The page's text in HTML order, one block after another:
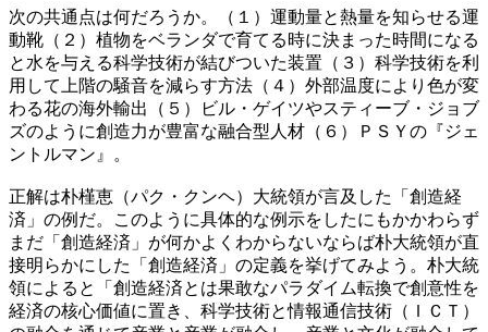
次の共通点は何だろうか。（１）運動量と熱量を知らせる運
動靴（２）植物をベランダで育てる時に決まった時間になる
と水を与える科学技術が結びついた装置（３）科学技術を利
用して上階の騒音を減らす方法（４）外部温度により色が変
わる花の海外輸出（５）ビル・ゲイツやスティーブ・ジョブ
ズのように創造力が豊富な融合型人材（６）ＰＳＹの『ジェ
ントルマン』。
正解は朴槿恵（パク・クンヘ）大統領が言及した「創造経
済」の例だ。このように具体的な例示をしたにもかかわらず
まだ「創造経済」が何かよくわからないならば朴大統領が直
接明らかにした「創造経済」の定義を挙げてみよう。朴大統
領によると「創造経済とは果敢なパラダイム転換で創意性を
経済の核心価値に置き、科学技術と情報通信技術（ＩＣＴ）